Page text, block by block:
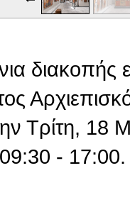
διακοπής
Τρίτη,
- 17:00.